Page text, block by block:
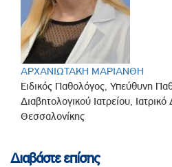
ΑΡΧΑΝΙΩΤΑΚΗ ΜΑΡΙΑΝΘΗ
Ειδικός Παθολόγος, Υπεύθυνη
Διαβητολογικού Ιατρείου, Ιατρικό
Θεσσαλονίκης
Διαβάστε επίσης